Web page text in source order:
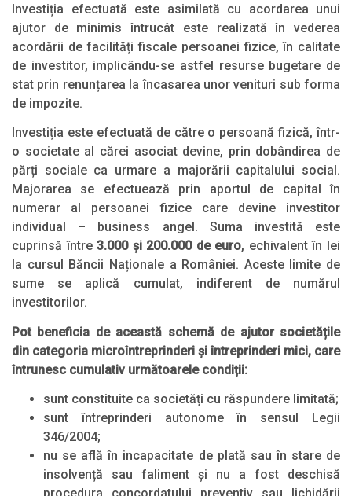
Investiția efectuată este asimilată cu acordarea unui
ajutor de minimis întrucât este realizată în vederea
acordării de facilități fiscale persoanei fizice, în calitate
de investitor, implicându-se astfel resurse bugetare de
stat prin renunțarea la încasarea unor venituri sub forma
de impozite.
Investiția este efectuată de către o persoană fizică, într-
o societate al cărei asociat devine, prin dobândirea de
părți sociale ca urmare a majorării capitalului social.
Majorarea se efectuează prin aportul de capital în
numerar al persoanei fizice care devine investitor
individual – business angel. Suma investită este
cuprinsă între3.000 și 200.000 de euro, echivalent în lei
la cursul Băncii Naționale a României. Aceste limite de
sume se aplică cumulat, indiferent de numărul
investitorilor.
Pot beneficia de această schemă de ajutor societățile
din categoria microîntreprinderi și întreprinderi mici, care
întrunesc cumulativ următoarele condiții:
sunt constituite ca societăți cu răspundere limitată;
sunt întreprinderi autonome în sensul Legii
346/2004;
nu se află în incapacitate de plată sau în stare de
insolvență sau faliment și nu a fost deschisă